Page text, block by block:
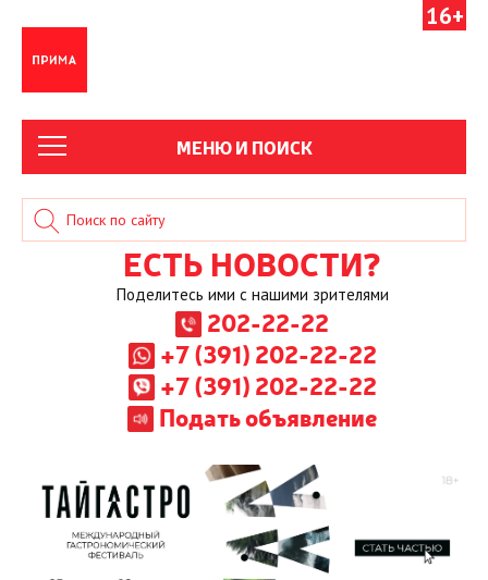
16+
МЕНЮ И ПОИСК
ЕСТЬ НОВОСТИ?
Поделитесь ими с нашими зрителями
202-22-22
+7 (391) 202-22-22
+7 (391) 202-22-22
Подать объявление